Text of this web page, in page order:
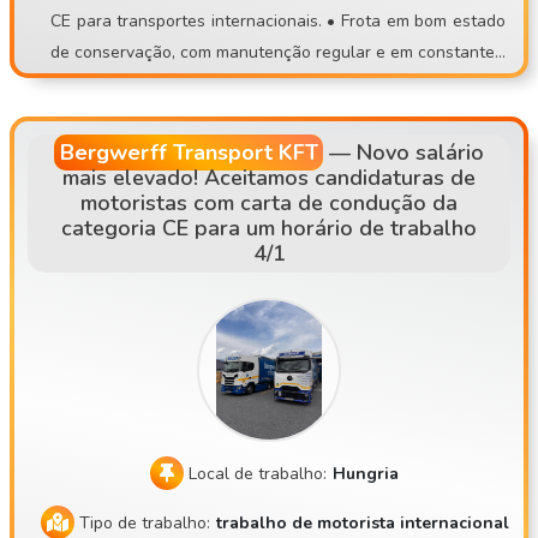
a. 🤝 Para nós, é importante uma atitude correta e um ambi
ente de trabalho normal. Se estás farto de trabalhos de ca
rga e descarga, de locais precários ou de trabalho imprevis
ível, junta-te a uma equipa estável! 📞 Candidatura: 📧 cont
isettrans@gmail.com 📱 +36 30 535 2693 ⚠️ Por favor, só t
e candidates se puderes realmente comparecer a uma entr
evista presencial!
CE para transportes internacionais. • Frota em bom estado
de conservação, com manutenção regular e em constante r
enovação • 32 anos de experiência no setor dos transport
es • Partida da sede, em regime de motorista fixo • Principa
is rotas: AT, DE, NL, SK, CZ
Bergwerff Transport KFT — Novo salário
mais elevado! Aceitamos candidaturas de
motoristas com carta de condução da
categoria CE para um horário de trabalho
4/1
Local de trabalho: Hungria
Tipo de trabalho: trabalho de motorista internacional